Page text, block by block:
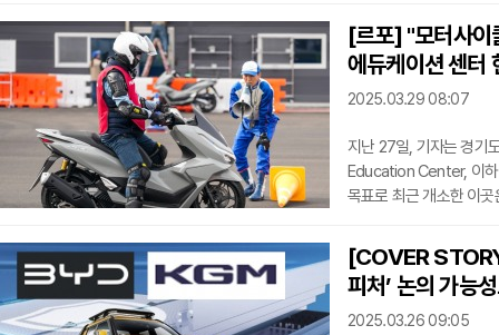
르노코리아까지 가세해
하이브리드 시장을 이끌
SUV의 변신쏘렌토 하이
효자 모델이다.
[르포] "모터사이
에듀케이션 센터
2025.03.29 08:07
지난 27일, 기자는 경기
Education Center, 이하
목표로 최근 개소한 이
(550평), 실외 교육장
기자는 센터에 도착하자
부츠까지 무상으로 제공
있었다. 참가자들의 편의
[COVER
피처’ 논의 가능
2025.03.26 09:05